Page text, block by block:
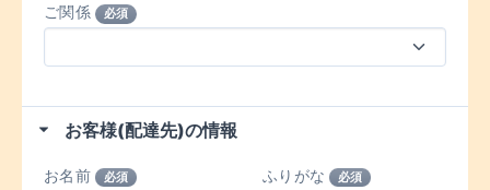
ご関係 必須
お客様(配達先)の情報
お名前 必須 ふりがな 必須